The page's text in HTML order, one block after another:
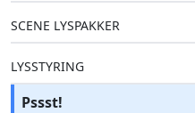
SCENE LYSPAKKER
LYSSTYRING
Pssst!